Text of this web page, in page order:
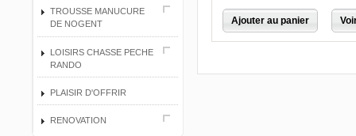
TROUSSE MANUCURE
DE NOGENT
LOISIRS CHASSE PECHE
RANDO
PLAISIR D'OFFRIR
RENOVATION
Ajouter au panier